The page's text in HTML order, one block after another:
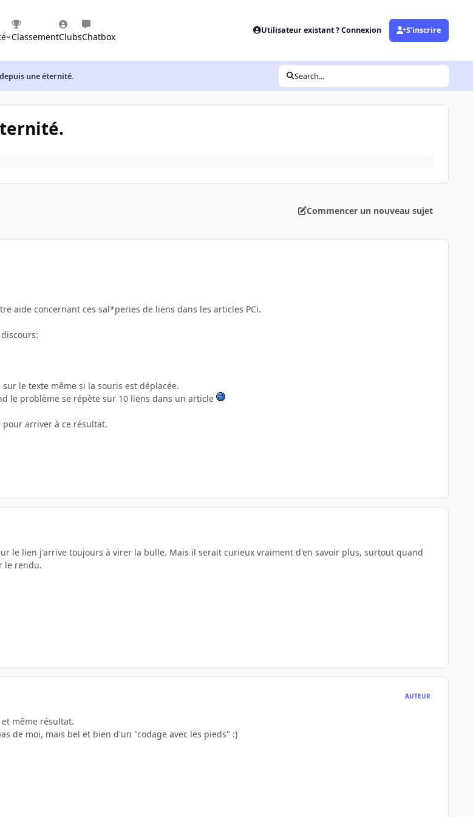
ClassementClubsChatbox
Utilisateur existant ? Connexion S’inscrire
une éternité. Search...
Commencer un nouveau sujet
aide concernant ces sal*peries de liens dans les articles PCi.
le texte même si la souris est déplacée.
le problème se répète sur 10 liens dans un article
arriver à ce résultat.
le lien j'arrive toujours à virer la bulle. Mais il serait curieux vraiment d'en savoir plus, surtout quand
le rendu.
AUTEUR
même résultat.
de moi, mais bel et bien d'un "codage avec les pieds" :)